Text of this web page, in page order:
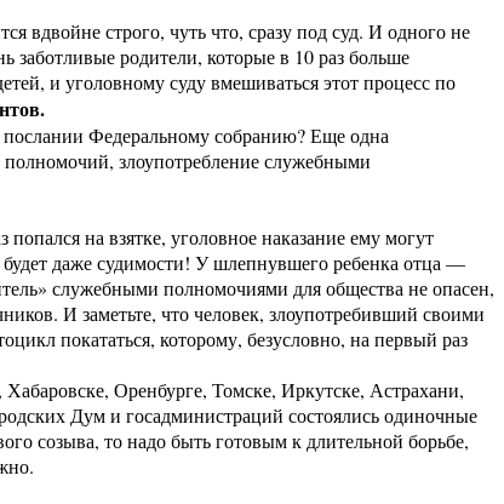
вдвойне строго, чуть что, сразу под суд. И одного не
родители, которые в 10 раз больше
и уголовному суду вмешиваться этот процесс по
послании Федеральному собранию? Еще одна
полномочий, злоупотребление служебными
на взятке, уголовное наказание ему могут
даже судимости! У шлепнувшего ребенка отца —
служебными полномочиями для общества не опасен,
И заметьте, что человек, злоупотребивший своими
покататься, которому, безусловно, на первый раз
Оренбурге, Томске, Иркутске, Астрахани,
Дум и госадминистраций состоялись одиночные
созыва, то надо быть готовым к длительной борьбе,